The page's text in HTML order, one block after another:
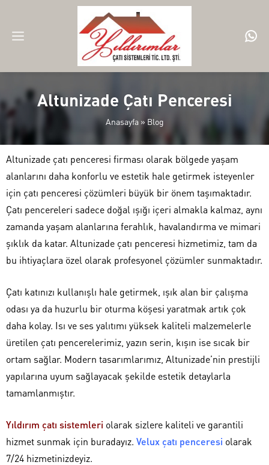
Altunizade Çatı Penceresi
Anasayfa» Blog
Altunizade çatı penceresi firması olarak bölgede yaşam
alanlarını daha konforlu ve estetik hale getirmek isteyenler
için çatı penceresi çözümleri büyük bir önem taşımaktadır.
Çatı pencereleri sadece doğal ışığı içeri almakla kalmaz, aynı
zamanda yaşam alanlarına ferahlık, havalandırma ve mimari
şıklık da katar. Altunizade çatı penceresi hizmetimiz, tam da
bu ihtiyaçlara özel olarak profesyonel çözümler sunmaktadır.
Çatı katınızı kullanışlı hale getirmek, ışık alan bir çalışma
odası ya da huzurlu bir oturma köşesi yaratmak artık çok
daha kolay. Isı ve ses yalıtımı yüksek kaliteli malzemelerle
üretilen çatı pencerelerimiz, yazın serin, kışın ise sıcak bir
ortam sağlar. Modern tasarımlarımız, Altunizade’nin prestijli
yapılarına uyum sağlayacak şekilde estetik detaylarla
tamamlanmıştır.
Yıldırım çatı sistemleri olarak sizlere kaliteli ve garantili
hizmet sunmak için buradayız. Velux çatı penceresi olarak
7/24 hizmetinizdeyiz.